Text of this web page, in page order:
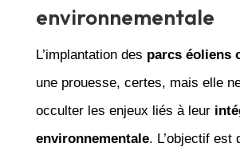
environnementale
L’implantation des parcs éoliens
une prouesse, certes, mais elle
occulter les enjeux liés à leur
environnementale. L’objectif est